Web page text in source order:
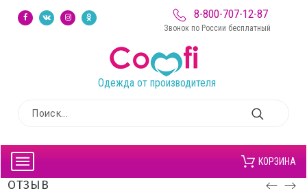
8-800-707-12-87
Звонок по России бесплатный
Одежда от производителя
КОРЗИНА
ОТЗЫВ